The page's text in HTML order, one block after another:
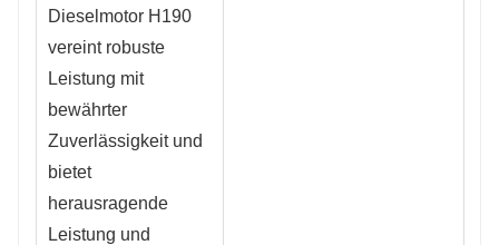
Dieselmotor H190
vereint robuste
Leistung mit
bewährter
Zuverlässigkeit und
bietet
herausragende
Leistung und